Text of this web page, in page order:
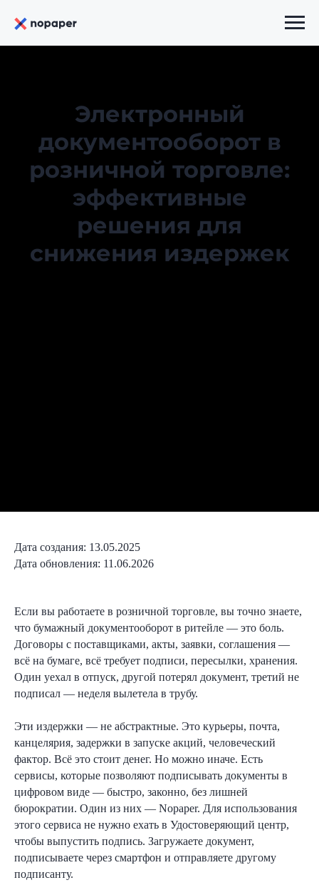
Электронный
документооборот в
розничной торговле:
эффективные
решения для
снижения издержек
Дата создания: 13.05.2025
Дата обновления: 11.06.2026
Если вы работаете в розничной торговле, вы точно знаете,
что бумажный документооборот в ритейле — это боль.
Договоры с поставщиками, акты, заявки, соглашения —
всё на бумаге, всё требует подписи, пересылки, хранения.
Один уехал в отпуск, другой потерял документ, третий не
подписал — неделя вылетела в трубу.
Эти издержки — не абстрактные. Это курьеры, почта,
канцелярия, задержки в запуске акций, человеческий
фактор. Всё это стоит денег. Но можно иначе. Есть
сервисы, которые позволяют подписывать документы в
цифровом виде — быстро, законно, без лишней
бюрократии. Один из них — Nopaper. Для использования
этого сервиса не нужно ехать в Удостоверяющий центр,
чтобы выпустить подпись. Загружаете документ,
подписываете через смартфон и отправляете другому
подписанту.